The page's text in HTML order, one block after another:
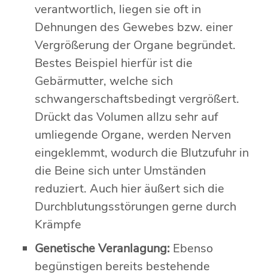
verantwortlich, liegen sie oft in
Dehnungen des Gewebes bzw. einer
Vergrößerung der Organe begründet.
Bestes Beispiel hierfür ist die
Gebärmutter, welche sich
schwangerschaftsbedingt vergrößert.
Drückt das Volumen allzu sehr auf
umliegende Organe, werden Nerven
eingeklemmt, wodurch die Blutzufuhr in
die Beine sich unter Umständen
reduziert. Auch hier äußert sich die
Durchblutungsstörungen gerne durch
Krämpfe
Genetische Veranlagung: Ebenso
begünstigen bereits bestehende